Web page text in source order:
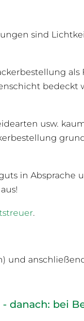
sind
als
bedeckt
usw.
in
.
und
danach: bei